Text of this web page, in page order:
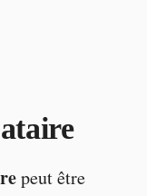
peut être